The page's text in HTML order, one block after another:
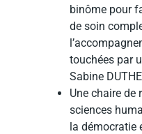
binôme pour
de soin
touchées par
Sabine
Une chaire de
sciences
la démocratie